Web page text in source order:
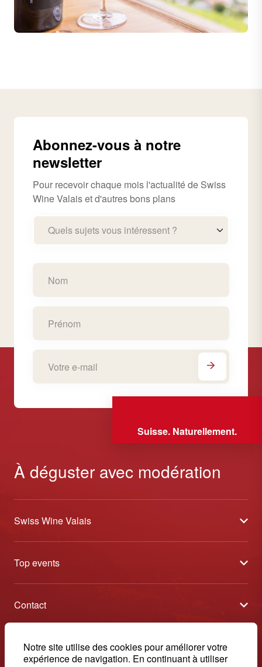
Notre site utilise des cookies pour améliorer votre
expérience de navigation. En continuant à utiliser
Abonnez-vous à notre
newsletter
Pour recevoir chaque mois l'actualité de Swiss
Wine Valais et d'autres bons plans
Quels sujets vous intéressent ?
Suisse. Naturellement.
À déguster avec modération
Swiss Wine Valais
À propos
Blog
Top events
Caves Ouvertes
Tavolata
Etoiles du Valais
Contact
Swiss Wine Valais - Avenue de la Gare 2 - CP 144 - 1964
Impressum
français